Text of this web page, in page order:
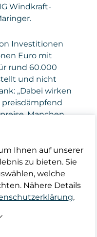
Windkraft-
Investitionen
Euro mit
rund 60.000
und nicht
„Dabei wirken
preisdämpfend
Manchen
wie sich
Das wird
letztlich
–
Ihnen auf unserer
zu bieten. Sie
welche
Nähere Details
.